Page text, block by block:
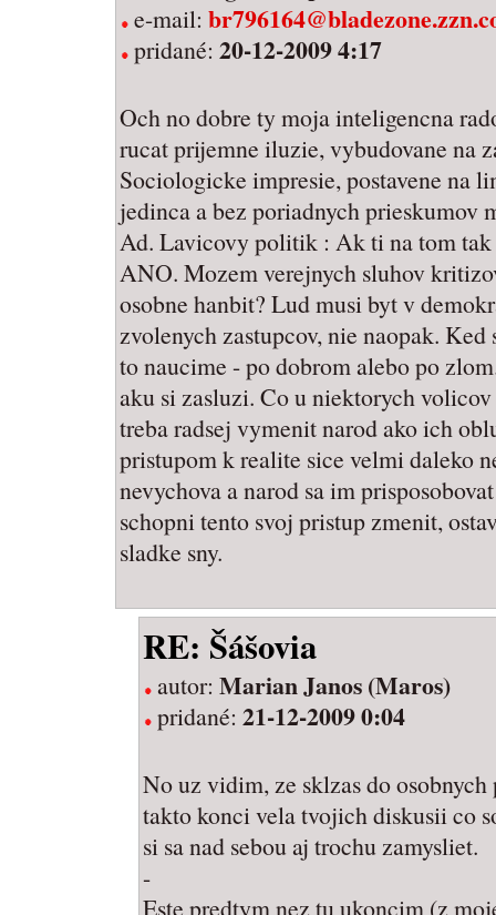
e-mail:
pridané: 20-12-2009 4:17
Och no dobre ty moja inteligencna
rucat prijemne iluzie, vybudovane na
Sociologicke impresie, postavene na
jedinca a bez poriadnych prieskumov
Ad. Lavicovy politik : Ak ti na tom
ANO. Mozem verejnych sluhov
osobne hanbit? Lud musi byt v
zvolenych zastupcov, nie naopak.
to naucime - po dobrom alebo po
aku si zasluzi. Co u niektorych
treba radsej vymenit narod ako ich
pristupom k realite sice velmi daleko
nevychova a narod sa im
schopni tento svoj pristup zmenit,
sladke sny.
RE: Šášovia
autor: Marian Janos (Maros)
pridané: 21-12-2009 0:04
No uz vidim, ze sklzas do
takto konci vela tvojich diskusii co
si sa nad sebou aj trochu zamysliet.
-
Este predtym nez tu ukoncim (z